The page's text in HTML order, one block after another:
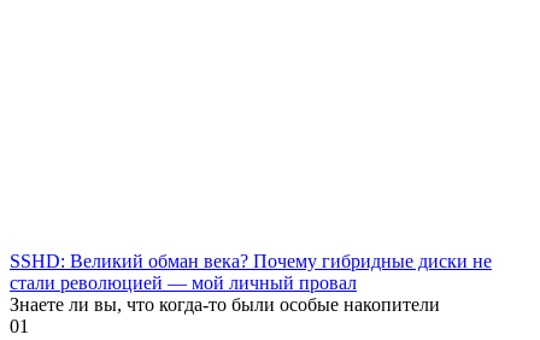
SSHD: Великий обман века? Почему гибридные диски не
стали революцией — мой личный провал
Знаете ли вы, что когда-то были особые накопители
01